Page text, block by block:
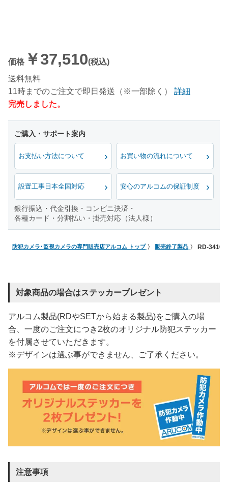
価格 ￥37,510(税込)
送料無料
11時までのご注文で即日発送（※一部除く）
詳細
完売しました。
お支払い方法について お買い物の流れについて
設置工事日本全国対応 安心のアルコムの保証制度
銀行振込・代金引換・コンビニ決済・
各種カード・分割払い・掛売対応（法人様）
防犯カメラ･監視カメラの専門販売店アルコム トップ 販売終了製品 RD-3410
対象商品の場合はステッカープレゼント
アルコム製品(RDやSETから始まる製品)をご購入の場
合、一度のご注文につき2枚のオリジナル防犯ステッカー
を付属させていただきます。
※デザインは選ぶ事ができません、ご了承ください。
注意事項